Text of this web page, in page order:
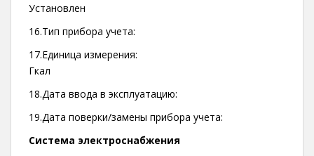
Установлен
16.Тип прибора учета:
17.Единица измерения:
Гкал
18.Дата ввода в эксплуатацию:
19.Дата поверки/замены прибора учета:
Система электроснабжения